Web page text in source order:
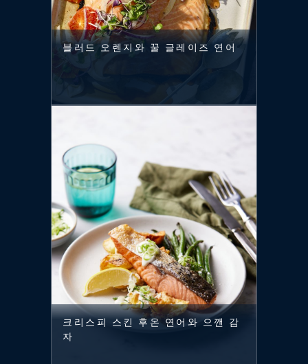
블러드 오렌지와 꿀 글레이즈 연어
크리스피 스킨 후온 연어와 으깬 감
자